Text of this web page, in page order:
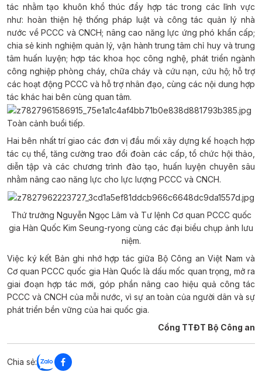
tác nhằm tạo khuôn khổ thúc đẩy hợp tác trong các lĩnh vực
như: hoàn thiện hệ thống pháp luật và công tác quản lý nhà
nước về PCCC và CNCH; nâng cao năng lực ứng phó khẩn cấp;
chia sẻ kinh nghiệm quản lý, vận hành trung tâm chỉ huy và trung
tâm huấn luyện; hợp tác khoa học công nghệ, phát triển ngành
công nghiệp phòng cháy, chữa cháy và cứu nạn, cứu hộ; hỗ trợ
các hoạt động PCCC và hỗ trợ nhân đạo, cùng các nội dung hợp
tác khác hai bên cùng quan tâm.
Toàn cảnh buổi tiếp.
Hai bên nhất trí giao các đơn vị đầu mối xây dựng kế hoạch hợp
tác cụ thể, tăng cường trao đổi đoàn các cấp, tổ chức hội thảo,
diễn tập và các chương trình đào tạo, huấn luyện chuyên sâu
nhằm nâng cao năng lực cho lực lượng PCCC và CNCH.
Thứ trưởng Nguyễn Ngọc Lâm và Tư lệnh Cơ quan PCCC quốc
gia Hàn Quốc Kim Seung-ryong cùng các đại biểu chụp ảnh lưu
niệm.
Việc ký kết Bản ghi nhớ hợp tác giữa Bộ Công an Việt Nam và
Cơ quan PCCC quốc gia Hàn Quốc là dấu mốc quan trọng, mở ra
giai đoạn hợp tác mới, góp phần nâng cao hiệu quả công tác
PCCC và CNCH của mỗi nước, vì sự an toàn của người dân và sự
phát triển bền vững của hai quốc gia.
Cổng TTĐT Bộ Công an
Chia sẻ: